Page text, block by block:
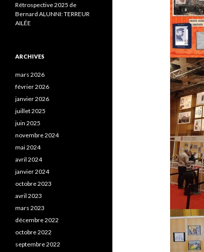
Rétrospective 2025 de
Bernard ALUNNI: TERREUR
AILÉE
ARCHIVES
mars 2026
février 2026
janvier 2026
juillet 2025
juin 2025
novembre 2024
mai 2024
avril 2024
janvier 2024
octobre 2023
avril 2023
mars 2023
décembre 2022
octobre 2022
septembre 2022